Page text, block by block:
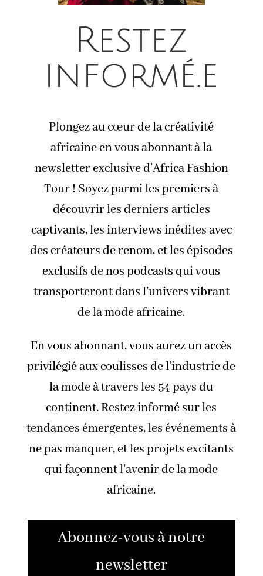
Restez
informé.e
Plongez au cœur de la créativité
africaine en vous abonnant à la
newsletter exclusive d’Africa Fashion
Tour ! Soyez parmi les premiers à
découvrir les derniers articles
captivants, les interviews inédites avec
des créateurs de renom, et les épisodes
exclusifs de nos podcasts qui vous
transporteront dans l’univers vibrant
de la mode africaine.
En vous abonnant, vous aurez un accès
privilégié aux coulisses de l’industrie de
la mode à travers les 54 pays du
continent. Restez informé sur les
tendances émergentes, les événements à
ne pas manquer, et les projets excitants
qui façonnent l’avenir de la mode
africaine.
Abonnez-vous à notre
newsletter